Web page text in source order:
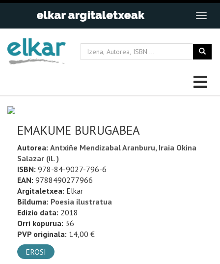
EMAKUME BURUGABEA
Autorea: Antxiñe Mendizabal Aranburu, Iraia Okina
Salazar (il. )
ISBN: 978-84-9027-796-6
EAN: 9788490277966
Argitaletxea: Elkar
Bilduma: Poesia ilustratua
Edizio data: 2018
Orri kopurua: 36
PVP originala: 14,00 €
EROSI